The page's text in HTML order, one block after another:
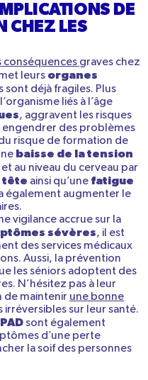
DE
CHEZ LES
conséquences graves chez
leurs organes
sont déjà fragiles. Plus
liés à l’âge
, aggravent les risques
des problèmes
risque de formation de
baisse de la tension
et au niveau du cerveau par
tête ainsi qu’une fatigue
également augmenter le
vigilance accrue sur la
sévères, il est
des services médicaux
Aussi, la prévention
les séniors adoptent des
N’hésitez pas à leur
de maintenir une bonne
sur leur santé.
sont également
d’une perte
la soif des personnes